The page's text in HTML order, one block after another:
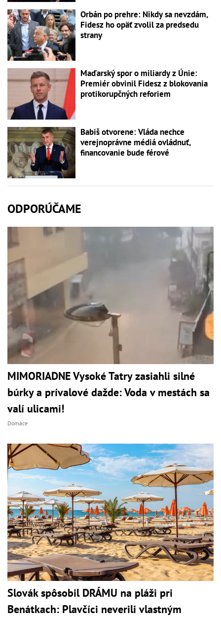
Orbán po prehre: Nikdy sa nevzdám,
Fidesz ho opäť zvolil za predsedu
strany
Maďarský spor o miliardy z Únie:
Premiér obvinil Fidesz z blokovania
protikorupčných reforiem
Babiš otvorene: Vláda nechce
verejnoprávne médiá ovládnuť,
financovanie bude férové
ODPORÚČAME
MIMORIADNE Vysoké Tatry zasiahli silné
búrky a prívalové dažde: Voda v mestách sa
valí ulicami!
Domáce
Slovák spôsobil DRÁMU na pláži pri
Benátkach: Plavčíci neverili vlastným